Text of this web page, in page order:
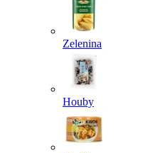
Zelenina
Houby